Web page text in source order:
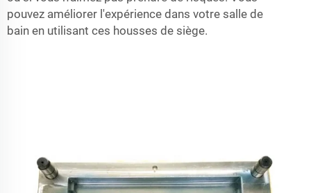
pouvez améliorer l'expérience dans votre salle de
bain en utilisant ces housses de siège.